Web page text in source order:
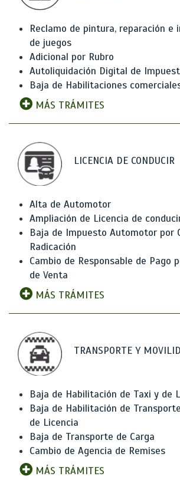
Reclamo de pintura, reparación e
de juegos
Adicional por Rubro
Autoliquidación Digital de
Baja de Habilitaciones
MÁS TRÁMITES
LICENCIA DE CONDUCIR
Alta de Automotor
Ampliación de Licencia de
Baja de Impuesto Automotor por
Radicación
Cambio de Responsable de Pago
de Venta
MÁS TRÁMITES
TRANSPORTE Y
Baja de Habilitación de Taxi y de
Baja de Habilitación de
de Licencia
Baja de Transporte de Carga
Cambio de Agencia de Remises
MÁS TRÁMITES